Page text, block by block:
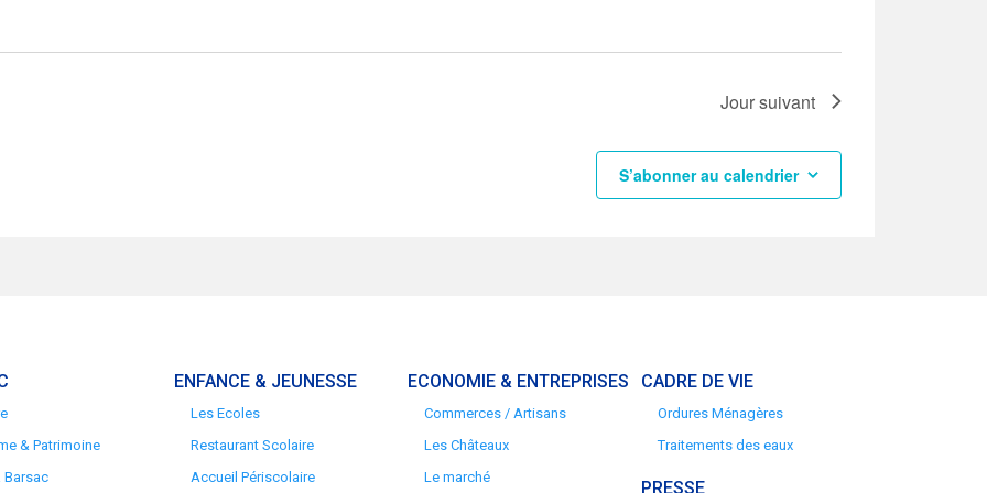
Jour suivant
S’abonner au calendrier
& Patrimoine
Barsac
ENFANCE & JEUNESSE
Les Ecoles
Restaurant Scolaire
Accueil Périscolaire
ECONOMIE & ENTREPRISES
Commerces / Artisans
Les Châteaux
Le marché
CADRE DE VIE
Ordures Ménagères
Traitements des eaux
PRESSE